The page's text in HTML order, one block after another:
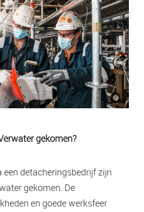
gekomen?
een detacheringsbedrijf zijn
gekomen. De
en goede werksfeer